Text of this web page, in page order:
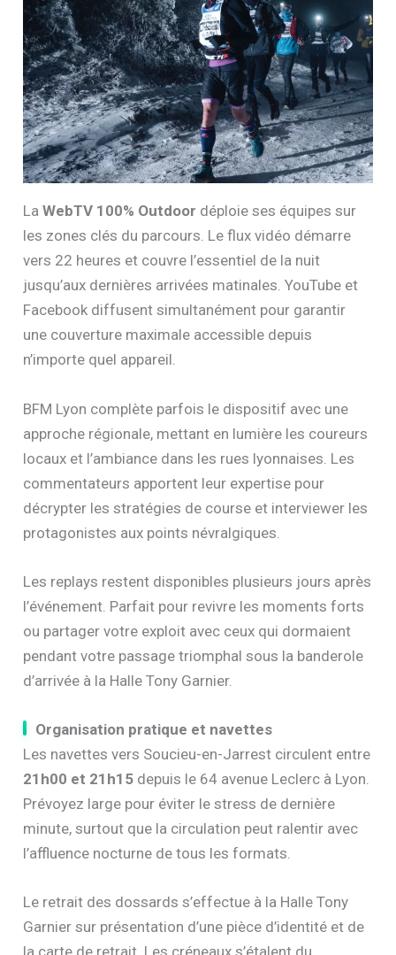
LaWebTV 100% Outdoor déploie ses équipes sur
les zones clés du parcours. Le flux vidéo démarre
vers 22 heures et couvre l’essentiel de la nuit
jusqu’aux dernières arrivées matinales. YouTube et
Facebook diffusent simultanément pour garantir
une couverture maximale accessible depuis
n’importe quel appareil.
BFM Lyon complète parfois le dispositif avec une
approche régionale, mettant en lumière les coureurs
locaux et l’ambiance dans les rues lyonnaises. Les
commentateurs apportent leur expertise pour
décrypter les stratégies de course et interviewer les
protagonistes aux points névralgiques.
Les replays restent disponibles plusieurs jours après
l’événement. Parfait pour revivre les moments forts
ou partager votre exploit avec ceux qui dormaient
pendant votre passage triomphal sous la banderole
d’arrivée à la Halle Tony Garnier.
Organisation pratique et navettes
Les navettes vers Soucieu-en-Jarrest circulent entre
21h00 et 21h15 depuis le 64 avenue Leclerc à Lyon.
Prévoyez large pour éviter le stress de dernière
minute, surtout que la circulation peut ralentir avec
l’affluence nocturne de tous les formats.
Le retrait des dossards s’effectue à la Halle Tony
Garnier sur présentation d’une pièce d’identité et de